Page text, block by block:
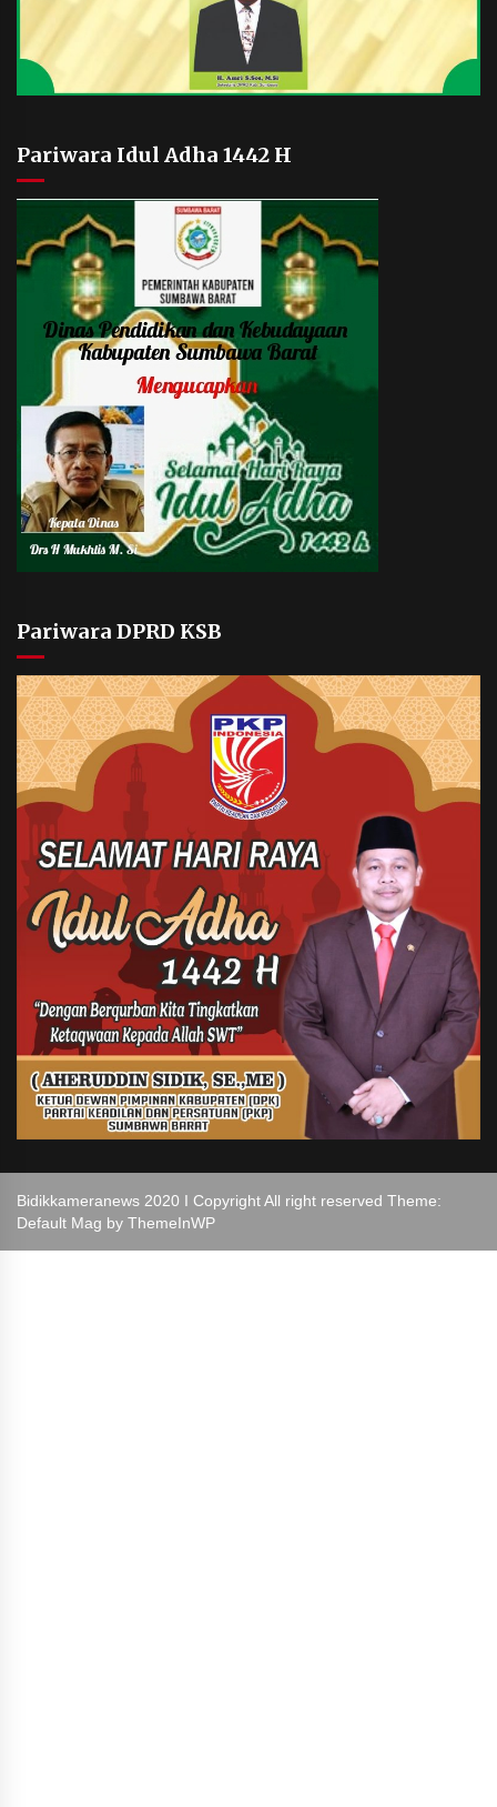
Pariwara Idul Adha 1442 H
Pariwara DPRD KSB
Bidikkameranews 2020 I Copyright All right reserved Theme:
Default Mag by ThemeInWP